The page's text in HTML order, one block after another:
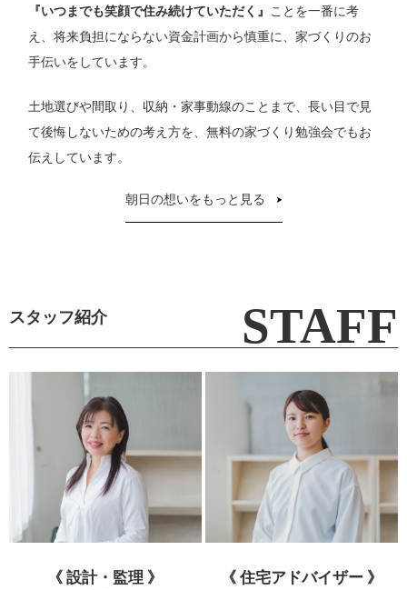
『いつまでも笑顔で住み続けていただく』 ことを一番に考
え、将来負担にならない資金計画から慎重に、家づくりのお
手伝いをしています。
土地選びや間取り、収納・家事動線のことまで、長い目で見
て後悔しないための考え方を、無料の家づくり勉強会でもお
伝えしています。
朝日の想いをもっと見る
スタッフ紹介
《 設計・監理 》 《 住宅アドバイザー 》